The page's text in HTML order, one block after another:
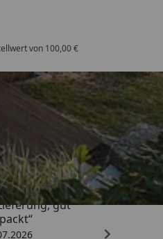
von 100,00 €
Shops
4,64/ 5
gut